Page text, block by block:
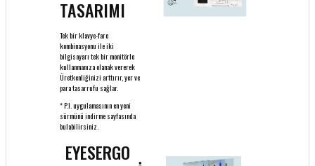
TASARIMI
Tek bir klavye-fare
kombinasyonu ile iki
bilgisayarı tek bir monitörle
kullanmanıza olanak vererek
Üretkenliğinizi arttırır, yer ve
para tasarrufu sağlar.
* P.I. uygulamasının en yeni
sürmünü indirme sayfasında
bulabilirsiniz.
EYESERGO